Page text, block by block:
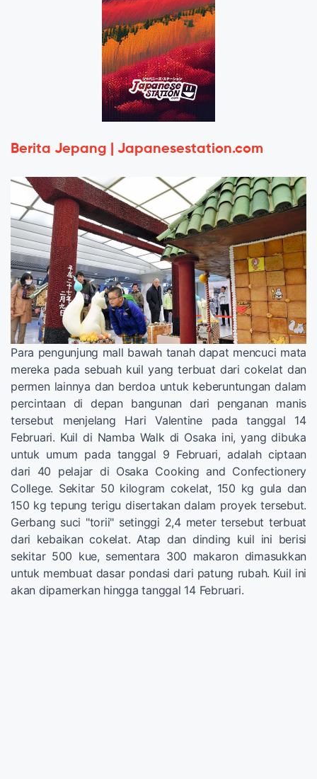
Berita Jepang | Japanesestation.com
Para pengunjung mall bawah tanah dapat mencuci mata
mereka pada sebuah kuil yang terbuat dari cokelat dan
permen lainnya dan berdoa untuk keberuntungan dalam
percintaan di depan bangunan dari penganan manis
tersebut menjelang Hari Valentine pada tanggal 14
Februari. Kuil di Namba Walk di Osaka ini, yang dibuka
untuk umum pada tanggal 9 Februari, adalah ciptaan
dari 40 pelajar di Osaka Cooking and Confectionery
College. Sekitar 50 kilogram cokelat, 150 kg gula dan
150 kg tepung terigu disertakan dalam proyek tersebut.
Gerbang suci "torii" setinggi 2,4 meter tersebut terbuat
dari kebaikan cokelat. Atap dan dinding kuil ini berisi
sekitar 500 kue, sementara 300 makaron dimasukkan
untuk membuat dasar pondasi dari patung rubah. Kuil ini
akan dipamerkan hingga tanggal 14 Februari.